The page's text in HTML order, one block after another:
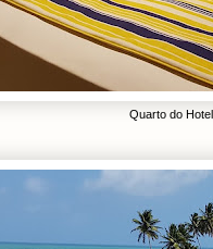
Quarto do